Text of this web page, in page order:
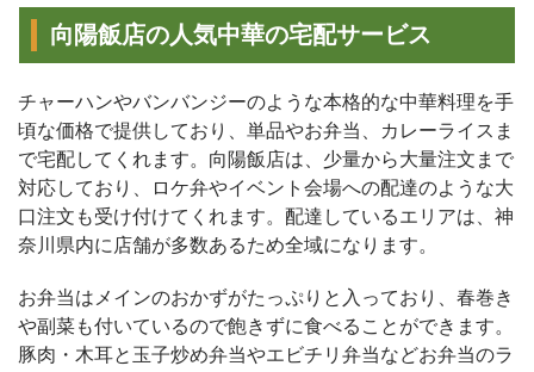
向陽飯店の人気中華の宅配サービス
チャーハンやバンバンジーのような本格的な中華料理を手
頃な価格で提供しており、単品やお弁当、カレーライスま
で宅配してくれます。向陽飯店は、少量から大量注文まで
対応しており、ロケ弁やイベント会場への配達のような大
口注文も受け付けてくれます。配達しているエリアは、神
奈川県内に店舗が多数あるため全域になります。
お弁当はメインのおかずがたっぷりと入っており、春巻き
や副菜も付いているので飽きずに食べることができます。
豚肉・木耳と玉子炒め弁当やエビチリ弁当などお弁当のラ